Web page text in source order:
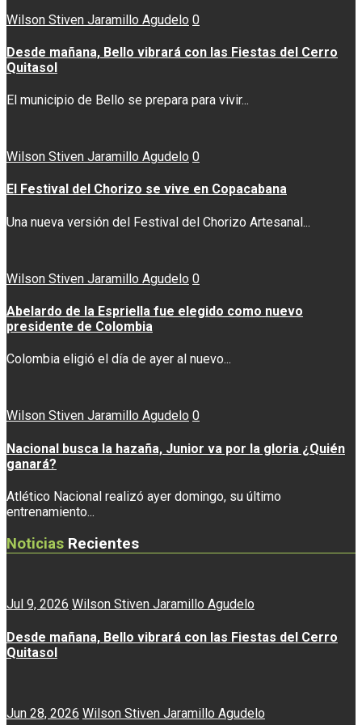
Wilson Stiven Jaramillo Agudelo 0
Desde mañana, Bello vibrará con las Fiestas del Cerro
Quitasol
El municipio de Bello se prepara para vivir...
Wilson Stiven Jaramillo Agudelo 0
El Festival del Chorizo se vive en Copacabana
Una nueva versión del Festival del Chorizo Artesanal...
Wilson Stiven Jaramillo Agudelo 0
Abelardo de la Espriella fue elegido como nuevo
presidente de Colombia
Colombia eligió el día de ayer al nuevo...
Wilson Stiven Jaramillo Agudelo 0
Nacional busca la hazaña, Junior va por la gloria ¿Quién
ganará?
Atlético Nacional realizó ayer domingo, su último
entrenamiento...
Noticias Recientes
Jul 9, 2026 Wilson Stiven Jaramillo Agudelo
Desde mañana, Bello vibrará con las Fiestas del Cerro
Quitasol
Jun 28, 2026 Wilson Stiven Jaramillo Agudelo